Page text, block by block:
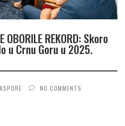
OBORILE REKORD: Skoro
u Crnu Goru u 2025.
NO COMMENTS